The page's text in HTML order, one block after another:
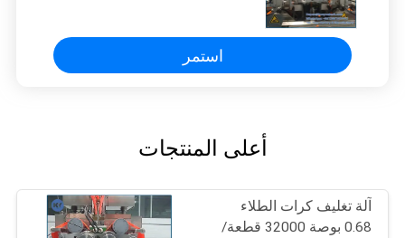
استمر
أعلى المنتجات
آلة تغليف كرات الطلاء
0.68 بوصة 32000 قطعة/